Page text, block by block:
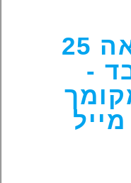
עלות הרצאה 25
-